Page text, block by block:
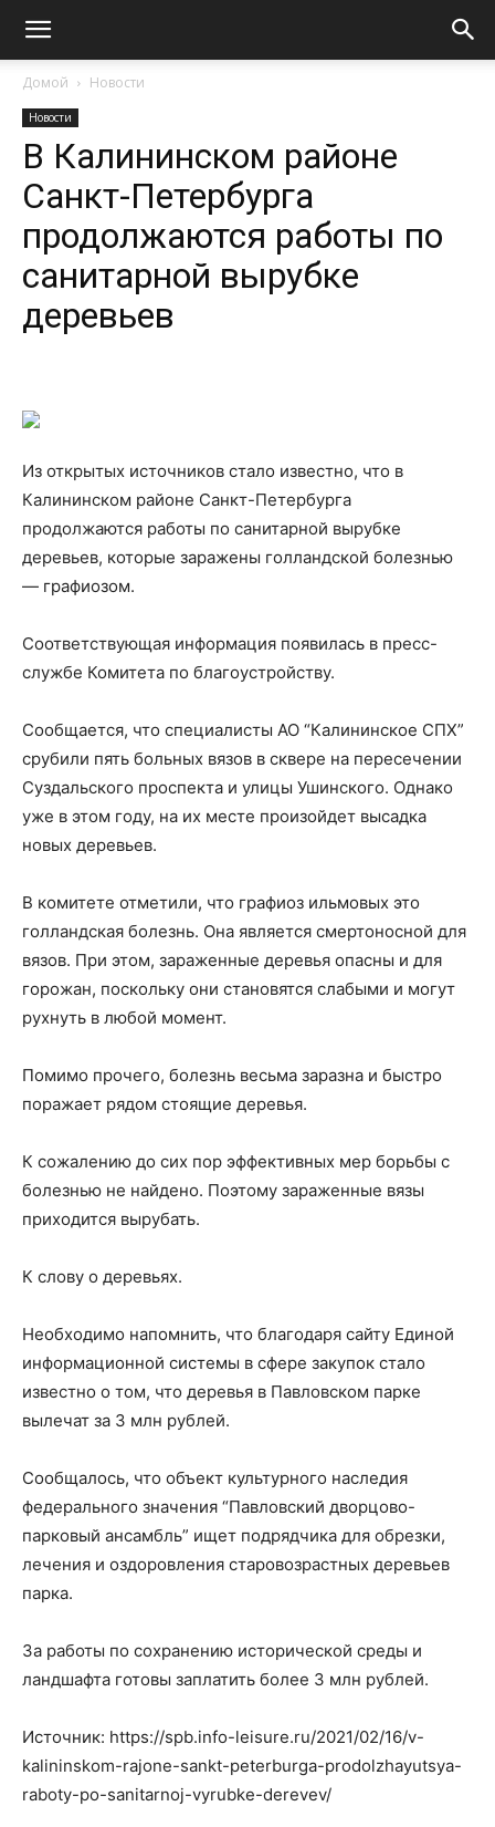
Домой Новости
Новости
В Калининском районе
Санкт-Петербурга
продолжаются работы по
санитарной вырубке
деревьев
Из открытых источников стало известно, что в
Калининском районе Санкт-Петербурга
продолжаются работы по санитарной вырубке
деревьев, которые заражены голландской болезнью
— графиозом.
Соответствующая информация появилась в пресс-
службе Комитета по благоустройству.
Сообщается, что специалисты АО “Калининское СПХ”
срубили пять больных вязов в сквере на пересечении
Суздальского проспекта и улицы Ушинского. Однако
уже в этом году, на их месте произойдет высадка
новых деревьев.
В комитете отметили, что графиоз ильмовых это
голландская болезнь. Она является смертоносной для
вязов. При этом, зараженные деревья опасны и для
горожан, поскольку они становятся слабыми и могут
рухнуть в любой момент.
Помимо прочего, болезнь весьма заразна и быстро
поражает рядом стоящие деревья.
К сожалению до сих пор эффективных мер борьбы с
болезнью не найдено. Поэтому зараженные вязы
приходится вырубать.
К слову о деревьях.
Необходимо напомнить, что благодаря сайту Единой
информационной системы в сфере закупок стало
известно о том, что деревья в Павловском парке
вылечат за 3 млн рублей.
Сообщалось, что объект культурного наследия
федерального значения “Павловский дворцово-
парковый ансамбль” ищет подрядчика для обрезки,
лечения и оздоровления старовозрастных деревьев
парка.
За работы по сохранению исторической среды и
ландшафта готовы заплатить более 3 млн рублей.
Источник: https://spb.info-leisure.ru/2021/02/16/v-
kalininskom-rajone-sankt-peterburga-prodolzhayutsya-
raboty-po-sanitarnoj-vyrubke-derevev/